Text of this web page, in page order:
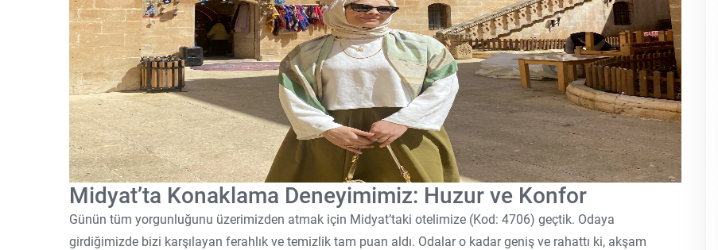
Midyat’ta Konaklama Deneyimimiz: Huzur ve Konfor
Günün tüm yorgunluğunu üzerimizden atmak için Midyat’taki otelimize (Kod: 4706) geçtik. Odaya
girdiğimizde bizi karşılayan ferahlık ve temizlik tam puan aldı. Odalar o kadar geniş ve rahattı ki, akşam